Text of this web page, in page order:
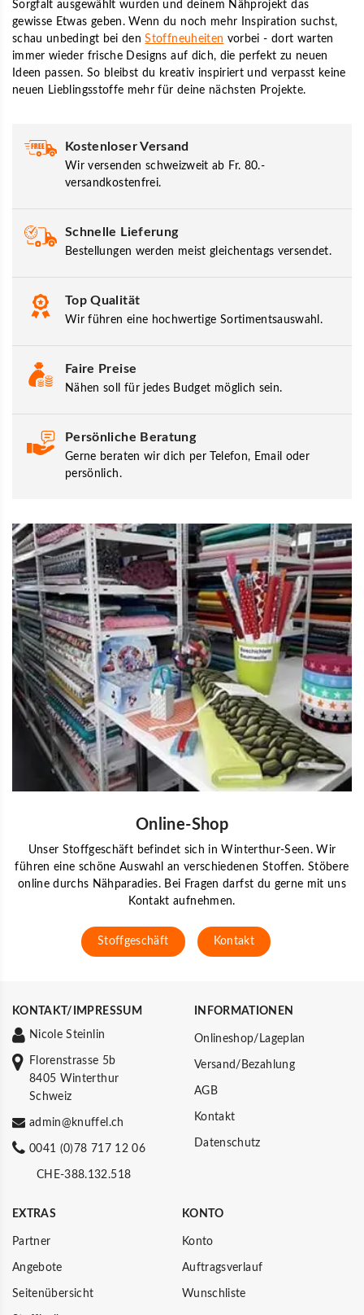
Sorgfalt ausgewählt wurden und deinem Nähprojekt das
gewisse Etwas geben. Wenn du noch mehr Inspiration suchst,
schau unbedingt bei denStoffneuheiten vorbei - dort warten
immer wieder frische Designs auf dich, die perfekt zu neuen
Ideen passen. So bleibst du kreativ inspiriert und verpasst keine
neuen Lieblingsstoffe mehr für deine nächsten Projekte.
Kostenloser Versand
Wir versenden schweizweit ab Fr. 80.-
versandkostenfrei.
Schnelle Lieferung
Bestellungen werden meist gleichentags versendet.
Top Qualität
Wir führen eine hochwertige Sortimentsauswahl.
Faire Preise
Nähen soll für jedes Budget möglich sein.
Persönliche Beratung
Gerne beraten wir dich per Telefon, Email oder
persönlich.
Online-Shop
Unser Stoffgeschäft befindet sich in Winterthur-Seen. Wir
führen eine schöne Auswahl an verschiedenen Stoffen. Stöbere
online durchs Nähparadies. Bei Fragen darfst du gerne mit uns
Kontakt aufnehmen.
Stoffgeschäft Kontakt
KONTAKT/IMPRESSUM
Nicole Steinlin
Florenstrasse 5b
8405 Winterthur
Schweiz
admin@knuffel.ch
0041 (0)78 717 12 06
CHE-388.132.518
INFORMATIONEN
Onlineshop/Lageplan
Versand/Bezahlung
AGB
Kontakt
Datenschutz
EXTRAS
Partner
Angebote
Seitenübersicht
KONTO
Konto
Auftragsverlauf
Wunschliste